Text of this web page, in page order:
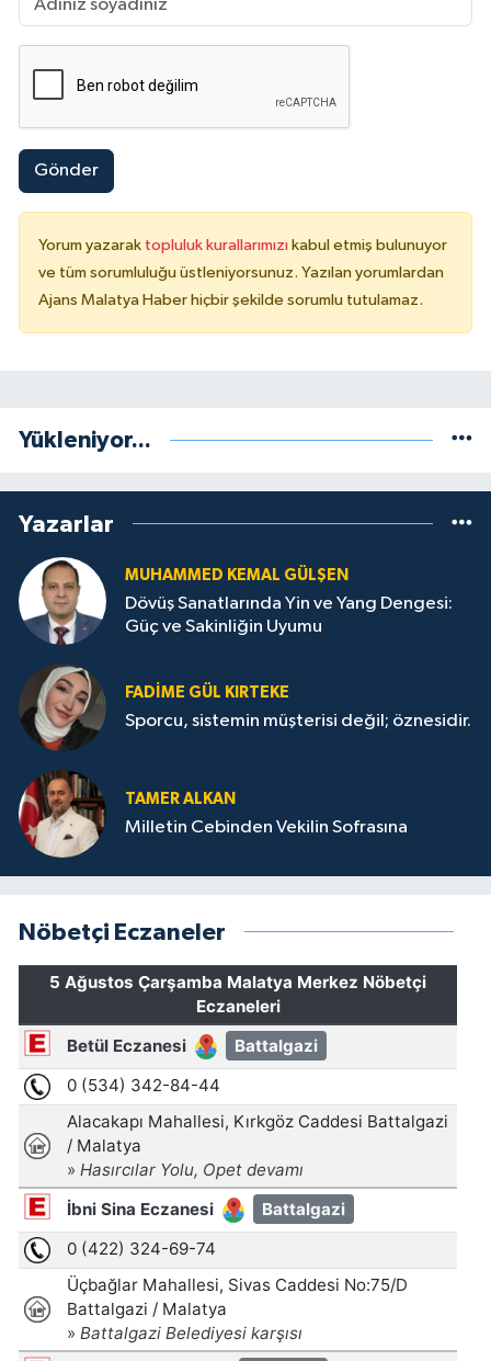
Gönder
Yorum yazarak topluluk kurallarımızı kabul etmiş bulunuyor
ve tüm sorumluluğu üstleniyorsunuz. Yazılan yorumlardan
Ajans Malatya Haber hiçbir şekilde sorumlu tutulamaz.
Yükleniyor...
Yazarlar
MUHAMMED KEMAL GÜLŞEN
Dövüş Sanatlarında Yin ve Yang Dengesi:
Güç ve Sakinliğin Uyumu
FADIME GÜL KIRTEKE
Sporcu, sistemin müşterisi değil; öznesidir.
TAMER ALKAN
Milletin Cebinden Vekilin Sofrasına
Nöbetçi Eczaneler